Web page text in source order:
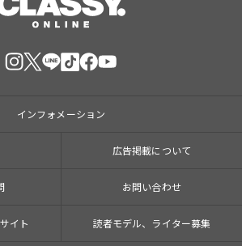
インフォメーション
広告掲載について
お問い合わせ
イト 読者モデル、ライター募集